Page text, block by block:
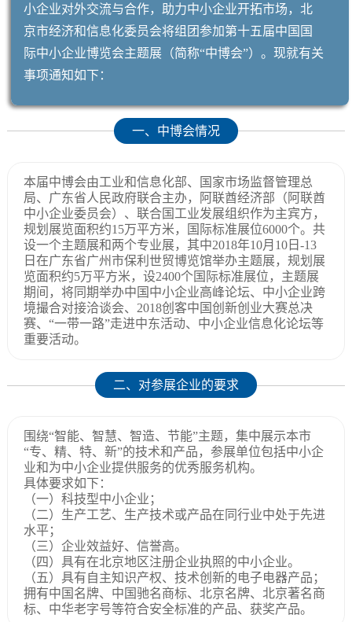
小企业对外交流与合作，助力中小企业开拓市场，北
京市经济和信息化委员会将组团参加第十五届中国国
际中小企业博览会主题展（简称“中博会”）。现就有关
事项通知如下：
一、中博会情况
本届中博会由工业和信息化部、国家市场监督管理总
局、广东省人民政府联合主办，阿联酋经济部（阿联酋
中小企业委员会）、联合国工业发展组织作为主宾方，
规划展览面积约15万平方米，国际标准展位6000个。共
设一个主题展和两个专业展，其中2018年10月10日-13
日在广东省广州市保利世贸博览馆举办主题展，规划展
览面积约5万平方米，设2400个国际标准展位，主题展
期间，将同期举办中国中小企业高峰论坛、中小企业跨
境撮合对接洽谈会、2018创客中国创新创业大赛总决
赛、“一带一路”走进中东活动、中小企业信息化论坛等
重要活动。
二、对参展企业的要求
围绕“智能、智慧、智造、节能”主题，集中展示本市
“专、精、特、新”的技术和产品，参展单位包括中小企
业和为中小企业提供服务的优秀服务机构。
具体要求如下：
（一）科技型中小企业；
（二）生产工艺、生产技术或产品在同行业中处于先进
水平；
（三）企业效益好、信誉高。
（四）具有在北京地区注册企业执照的中小企业。
（五）具有自主知识产权、技术创新的电子电器产品；
拥有中国名牌、中国驰名商标、北京名牌、北京著名商
标、中华老字号等符合安全标准的产品、获奖产品。